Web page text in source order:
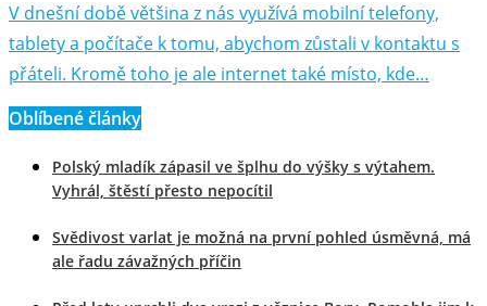
V dnešní době většina z nás využívá mobilní telefony,
tablety a počítače k tomu, abychom zůstali v kontaktu s
přáteli. Kromě toho je ale internet také místo, kde…
Oblíbené články
Polský mladík zápasil ve šplhu do výšky s výtahem.
Vyhrál, štěstí přesto nepocítil
Svědivost varlat je možná na první pohled úsměvná, má
ale řadu závažných příčin